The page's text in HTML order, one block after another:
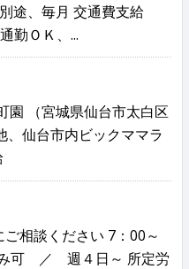
途、毎月 交通費支給
勤ＯＫ、...
（宮城県仙台市太白区
仙台市内ビックママラ
相談ください 7：00～
み可 ／ 週４日～ 所定労